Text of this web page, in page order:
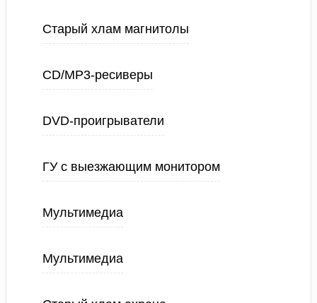
Старый хлам магнитолы
CD/MP3-ресиверы
DVD-проигрыватели
ГУ с выезжающим монитором
Мультимедиа
Мультимедиа